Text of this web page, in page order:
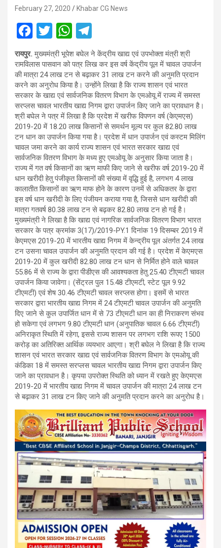
February 27, 2020 Khabar CG News
F
a
ce
b
o
o
k
T
wi
tt
er
W
h
at
s
A
p
p
el
e
gr
a
m
रायपुर. मुख्यमंत्री भूपेश बघेल ने केंद्रीय खाद्य एवं उपभोक्ता मंत्री श्री
रामविलास पासवान को पत्र लिख कर इस वर्ष केंद्रीय पूल में चावल उपार्जन
की मात्रा 24 लाख टन से बढ़ाकर 31 लाख टन करने की अनुमति प्रदान
करने का अनुरोध किया है। उन्होंने लिखा है कि राज्य शासन एवं भारत
सरकार के खाद्य एवं सार्वजनिक वितरण विभाग के एमओयू में राज्य में समस्त
सरप्लस चावल भारतीय खाद्य निगम द्वारा उपार्जन किए जाने का प्रावधान है।
श्री बघेल ने पत्र में लिखा है कि प्रदेश में खरीफ विपणन वर्ष (केएमएस)
2019-20 में 18.20 लाख किसानों से समर्थन मूल्य पर कुल 82.80 लाख
टन धान का उपार्जन किया गया है। प्रदेश में धान उपार्जन एवं कस्टम मिलिंग
चावल जमा करने का कार्य राज्य शासन एवं भारत सरकार खाद्य एवं
सार्वजनिक वितरण विभाग के मध्य हुए एमओयू के अनुसार किया जाता है।
राज्य में गत वर्ष किसानों का ऋण माफी किए जाने से खरीफ वर्ष 2019-20 में
धान खरीदी हेतु पंजीकृत किसानों की संख्या में वृद्धि हुई है, लगभग 4 लाख
कालातीत किसानों का ऋण माफ होने के कारण उनमें से अधिकतर के द्वारा
इस वर्ष धान खरीदी के लिए पंजीयन कराया गया है, जिससे धान खरीदी की
मात्रा गतवर्ष 80.38 लाख टन से बढ़कर 82.80 लाख टन हो गई है।
मुख्यमंत्री ने लिखा है कि खाद्य एवं नागरिक सार्वजनिक वितरण विभाग भारत
सरकार के पत्र क्रमांक 3(17)/2019-PY.1 दिनांक 19 दिसम्बर 2019 में
केएमएस 2019-20 में भारतीय खाद्य निगम में केन्द्रीय पूल अंतर्गत 24 लाख
टन उसना चावल उपार्जन की अनुमति प्रदान की गई है। प्रदेश में केएमएस
2019-20 में कुल खरीदी 82.80 लाख टन धान से निर्मित होने वाले चावल
55.86 में से राज्य के द्वारा पीडीएस की आवश्यकता हेतु 25.40 टीएमटी चावल
उपार्जन किया जावेगा। (सेंट्रल पुल 15.48 टीएमटी, स्टेट पूल 9.92
टीएमटी) एवं शेष 30.46 टीएमटी चावल सरप्लस होगा। इसमें से भारत
सरकार द्वारा भारतीय खाद्य निगम में 24 टीएमटी चावल उपार्जन की अनुमति
दिए जाने से कुल उपार्जित धान में से 73 टीएमटी धान का ही निराकरण संभव
हो सकेगा एवं लगभग 9.80 टीएमटी धान (अनुपातिक चावल 6.66 टीएमटी)
अनिराकृत स्थिति में रहेगा, इससे राज्य शासन पर लगभग राशि रूपए 1500
करोड़ का अतिरिक्त आर्थिक व्ययभार आएगा। श्री बघेल ने लिखा है कि राज्य
शासन एवं भारत सरकार खाद्य एवं सार्वजनिक वितरण विभाग के एमओयू की
कंडिका 18 में समस्त सरप्लस चावल भारतीय खाद्य निगम द्वारा उपार्जन किए
जाने का प्रावधान है। कृपया उपरोक्त स्थिति को ध्यान में रखते हुए केएमएस
2019-20 में भारतीय खाद्य निगम में चावल उपार्जन की मात्रा 24 लाख टन
से बढ़ाकर 31 लाख टन किए जाने की अनुमति प्रदान करने का अनुरोध है।